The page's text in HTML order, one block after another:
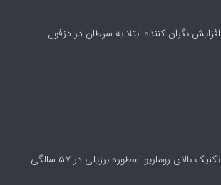
افزایش نگران کننده ابتلا به سرطان در دزفول
تکنیک بالای روماریو اسطوره برزیلی در ۵۷ سالگی